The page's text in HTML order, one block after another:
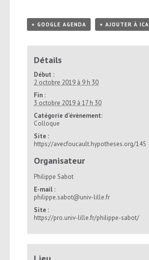
+ GOOGLE AGENDA + AJOUTER À
Détails
Début :
2 octobre 2019 à 9 h 30
Fin :
3 octobre 2019 à 17 h 30
Catégorie d’évènement:
Colloque
Site :
https://avecfoucault.hypotheses.org/145
Organisateur
Philippe Sabot
E-mail :
philippe.sabot@univ-lille.fr
Site :
https://pro.univ-lille.fr/philippe-sabot/